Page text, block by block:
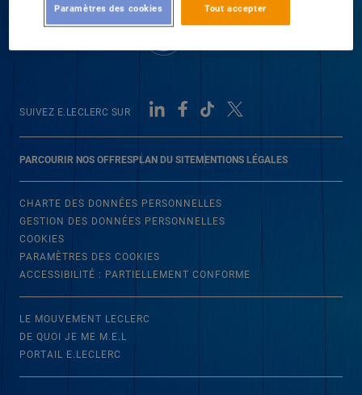
PARCOURIR NOS OFFRESPLAN DU SITEMENTIONS LÉGALES
SUIVEZ E.LECLERC SUR
CHARTE DES DONNÉES PERSONNELLES
GESTION DES DONNÉES PERSONNELLES
COOKIES
PARAMÈTRES DES COOKIES
ACCESSIBILITÉ : PARTIELLEMENT CONFORME
LE MOUVEMENT LECLERC
DE QUOI JE ME M.E.L
PORTAIL E.LECLERC
Tout accepter
Paramètres des cookies